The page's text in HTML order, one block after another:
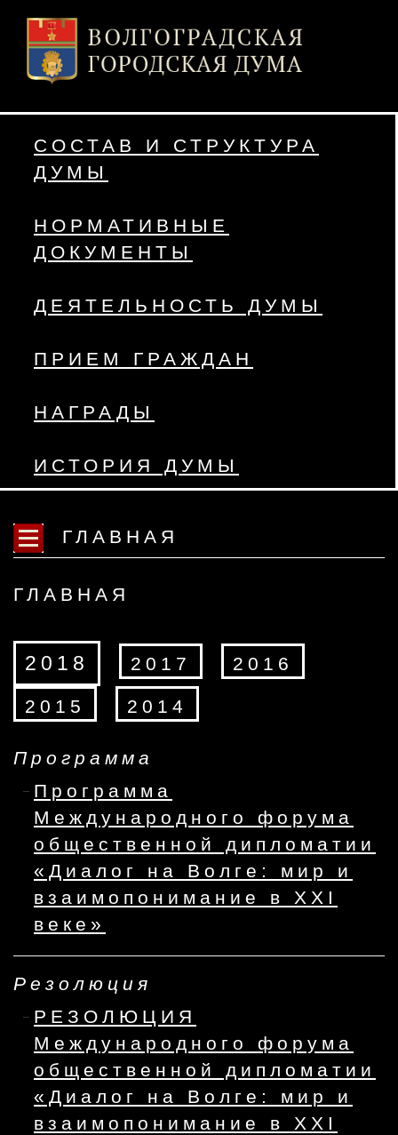
СОСТАВ И СТРУКТУРА
ДУМЫ
НОРМАТИВНЫЕ
ДОКУМЕНТЫ
ДЕЯТЕЛЬНОСТЬ ДУМЫ
ПРИЕМ ГРАЖДАН
НАГРАДЫ
ИСТОРИЯ ДУМЫ
ГЛАВНАЯ
ГЛАВНАЯ
2018 2017
2016
2015
2014
Программа
Программа
Международного форума
общественной дипломатии
«Диалог на Волге: мир и
взаимопонимание в XXI
веке»
Резолюция
РЕЗОЛЮЦИЯ
Международного форума
общественной дипломатии
«Диалог на Волге: мир и
взаимопонимание в XXI